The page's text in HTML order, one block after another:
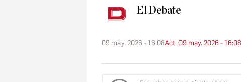
El Debate
09 may. 2026 - 16:08Act. 09 may. 2026 - 16:08